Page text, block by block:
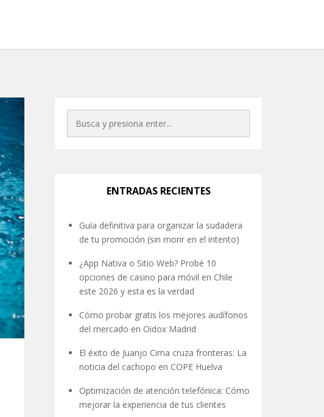
ENTRADAS RECIENTES
Guía definitiva para organizar la sudadera
de tu promoción (sin morir en el intento)
¿App Nativa o Sitio Web? Probé 10
opciones de casino para móvil en Chile
este 2026 y esta es la verdad
Cómo probar gratis los mejores audífonos
del mercado en Oidox Madrid
El éxito de Juanjo Cima cruza fronteras: La
noticia del cachopo en COPE Huelva
Optimización de atención telefónica: Cómo
mejorar la experiencia de tus clientes